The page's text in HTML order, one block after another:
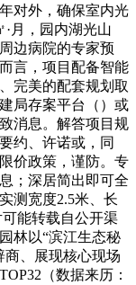
对外，确保室内光
月，园内湖光山
边病院的专家预
言，项目配备智能
完美的配套规划取
局存案平台（）或
消息。解答项目规
约、许诺或，同
价政策，谨防。专
；深居简出即可全
测宽度2.5米、长
能转载自公开渠
林以“滨江生态秘
商、展现核心现场
（数据来历：